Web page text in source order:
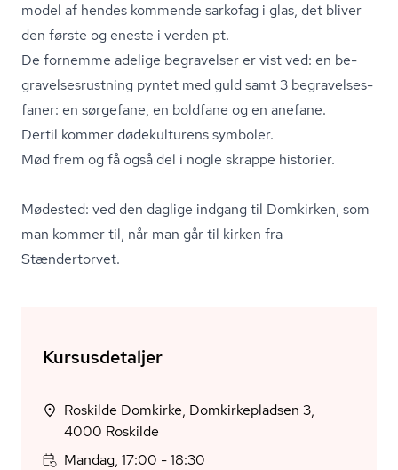
model af hendes kommende sarkofag i glas, det bliver
den første og eneste i verden pt.
De fornemme adelige begravelser er vist ved: en be­
gra­vel­ses­rust­ning pyntet med guld samt 3 be­gra­vel­ses­
fa­ner: en sørgefane, en boldfane og en anefane.
Dertil kommer dødekulturens symboler.
Mød frem og få også del i nogle skrappe historier.
Mødested: ved den daglige indgang til Domkirken, som
man kommer til, når man går til kirken fra
Stændertorvet.
Kursusdetaljer
Roskilde Domkirke, Domkirkepladsen 3,
4000 Roskilde
Mandag, 17:00 - 18:30